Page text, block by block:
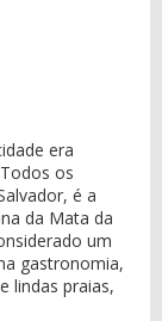
era
os
é a
da Mata da
um
gastronomia,
lindas praias,